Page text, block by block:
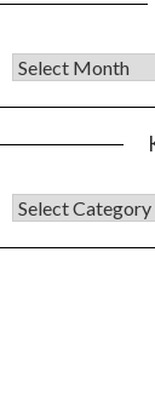
Arsip
KATEGORI